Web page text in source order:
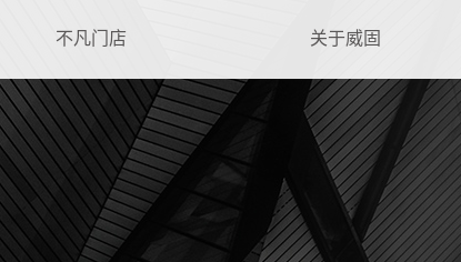
不凡门店 关于威固